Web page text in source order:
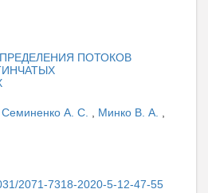
ПОТОКОВ
Семиненко А. С. , Минко В. А. ,
2071-7318-2020-5-12-47-55